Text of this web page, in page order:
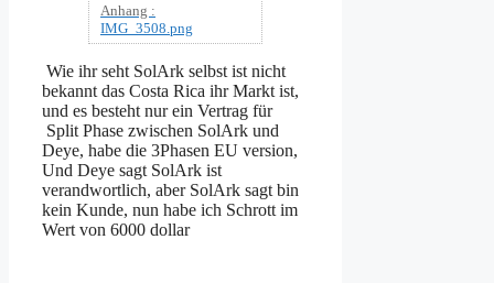
Anhang :
IMG_3508.png
Wie ihr seht SolArk selbst ist nicht
bekannt das Costa Rica ihr Markt ist,
und es besteht nur ein Vertrag für
Split Phase zwischen SolArk und
Deye, habe die 3Phasen EU version,
Und Deye sagt SolArk ist
verandwortlich, aber SolArk sagt bin
kein Kunde, nun habe ich Schrott im
Wert von 6000 dollar